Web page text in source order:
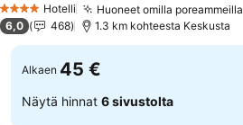
4 Tähtiluokitus
Hotelli Huoneet omilla poreammeilla
6,0 468 1.3 km kohteesta Keskusta
Alkaen 45 €
Näytä hinnat 6 sivustolta